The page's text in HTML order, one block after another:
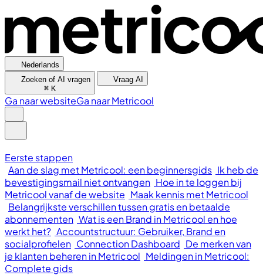
Nederlands
Zoeken of AI vragen
⌘ K
Vraag AI
Ga naar websiteGa naar Metricool
Eerste stappen
Aan de slag met Metricool: een beginnersgids Ik heb de
bevestigingsmail niet ontvangen Hoe in te loggen bij
Metricool vanaf de website Maak kennis met Metricool
Belangrijkste verschillen tussen gratis en betaalde
abonnementen Wat is een Brand in Metricool en hoe
werkt het? Accountstructuur: Gebruiker, Brand en
socialprofielen Connection Dashboard De merken van
je klanten beheren in Metricool Meldingen in Metricool:
Complete gids